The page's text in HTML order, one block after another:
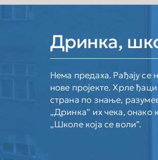
Дринка,
Нема предаха. Рађају се
нове пројекте. Хрле
страна по знање,
„Дринка” их чека, онако
„Школе која се воли”.